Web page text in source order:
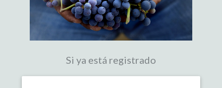
Si ya está registrado